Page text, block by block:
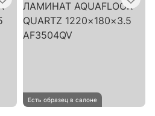
Есть образец в салоне